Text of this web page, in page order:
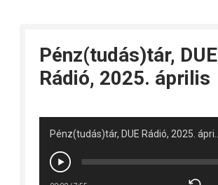
Pénz(tudás)tár, DUE
Rádió, 2025. április